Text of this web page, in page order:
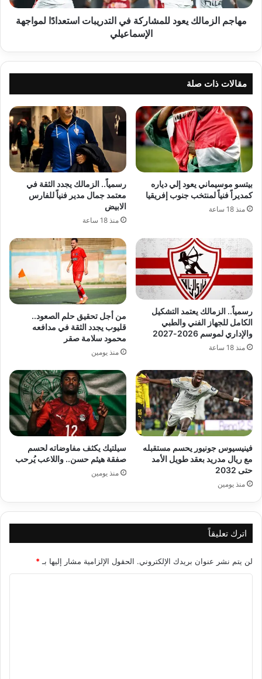
الإسماعيلي
مهاجم الزمالك يعود للمشاركة في التدريبات استعدادًا لمواجهة
الإسماعيلي
مقالات ذات صلة
بيتسو موسيماني يعود إلي دياره
كمديراً فنياً لمنتخب جنوب إفريقيا
منذ 18 ساعة
رسمياً.. الزمالك يجدد الثقة في
معتمد جمال مدير فنياً للفارس
الابيض
منذ 18 ساعة
رسمياً.. الزمالك يعتمد التشكيل
الكامل للجهاز الفني والطبي
والإداري لموسم 2026-2027
منذ 18 ساعة
من أجل تحقيق حلم الصعود..
قليوب يجدد الثقة في مدافعه
محمود سلامة صقر
منذ يومين
فينيسيوس جونيور يحسم مستقبله
مع ريال مدريد بعقد طويل الأمد
حتى 2032
منذ يومين
سيلتيك يكثف مفاوضاته لحسم
صفقة هيثم حسن.. واللاعب يُرحب
منذ يومين
اترك تعليقاً
لن يتم نشر عنوان بريدك الإلكتروني. الحقول الإلزامية مشار إليها بـ *